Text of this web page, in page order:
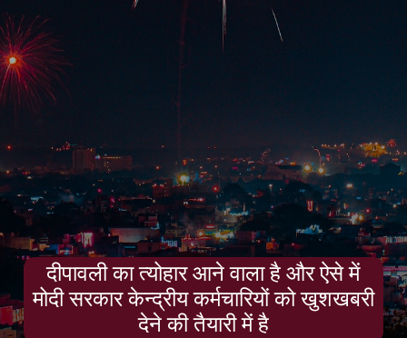
दीपावली का त्योहार आने वाला है और ऐसे में
मोदी सरकार केन्द्रीय कर्मचारियों को खुशखबरी
देने की तैयारी में है